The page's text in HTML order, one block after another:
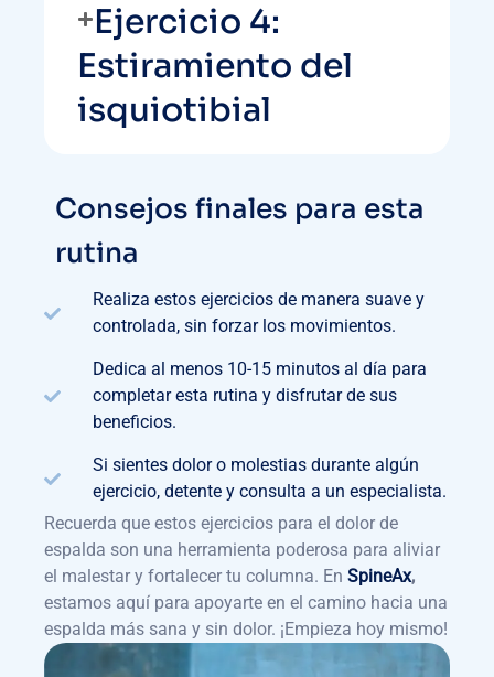
Ejercicio 4:
Estiramiento del
isquiotibial
Consejos finales para esta
rutina
Realiza estos ejercicios de manera suave y
controlada, sin forzar los movimientos.
Dedica al menos 10-15 minutos al día para
completar esta rutina y disfrutar de sus
beneficios.
Si sientes dolor o molestias durante algún
ejercicio, detente y consulta a un especialista.
Recuerda que estos ejercicios para el dolor de
espalda son una herramienta poderosa para aliviar
el malestar y fortalecer tu columna. En SpineAx,
estamos aquí para apoyarte en el camino hacia una
espalda más sana y sin dolor. ¡Empieza hoy mismo!